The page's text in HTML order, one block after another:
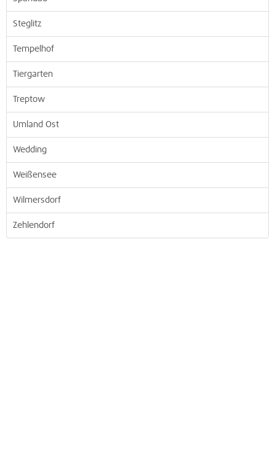
Steglitz
Tempelhof
Tiergarten
Treptow
Umland Ost
Wedding
Weißensee
Wilmersdorf
Zehlendorf